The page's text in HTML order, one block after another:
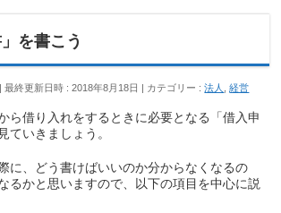
を書こう
最終更新日時 : 2018年8月18日 カテゴリー :法人 ,経営
ら借り入れをするときに必要となる「借入申
ていきましょう。
に、どう書けばいいのか分からなくなるの
るかと思いますので、以下の項目を中心に説